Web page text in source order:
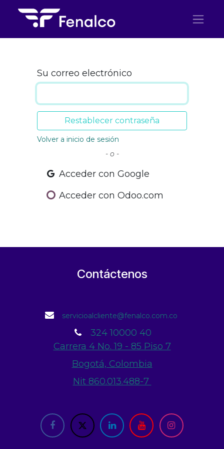
Su correo electrónico
Restablecer contraseña
Volver a inicio de sesión
- o -
Acceder con Google
Acceder con Odoo.com
Contáctenos
servicioalcliente@fenalco.com.co
324 10000 40
Carrera 4 No. 19 - 85 Piso 7
Bogotá, Colombia
Nit 860.013.488-7